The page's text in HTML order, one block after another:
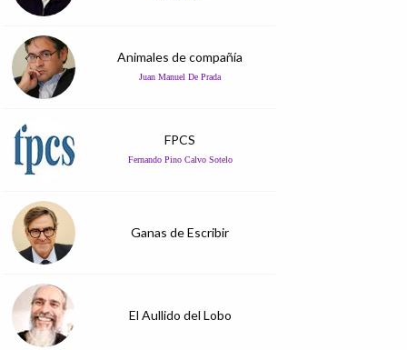
Animales de compañía
Juan Manuel De Prada
FPCS
Fernando Pino Calvo Sotelo
Ganas de Escribir
El Aullido del Lobo